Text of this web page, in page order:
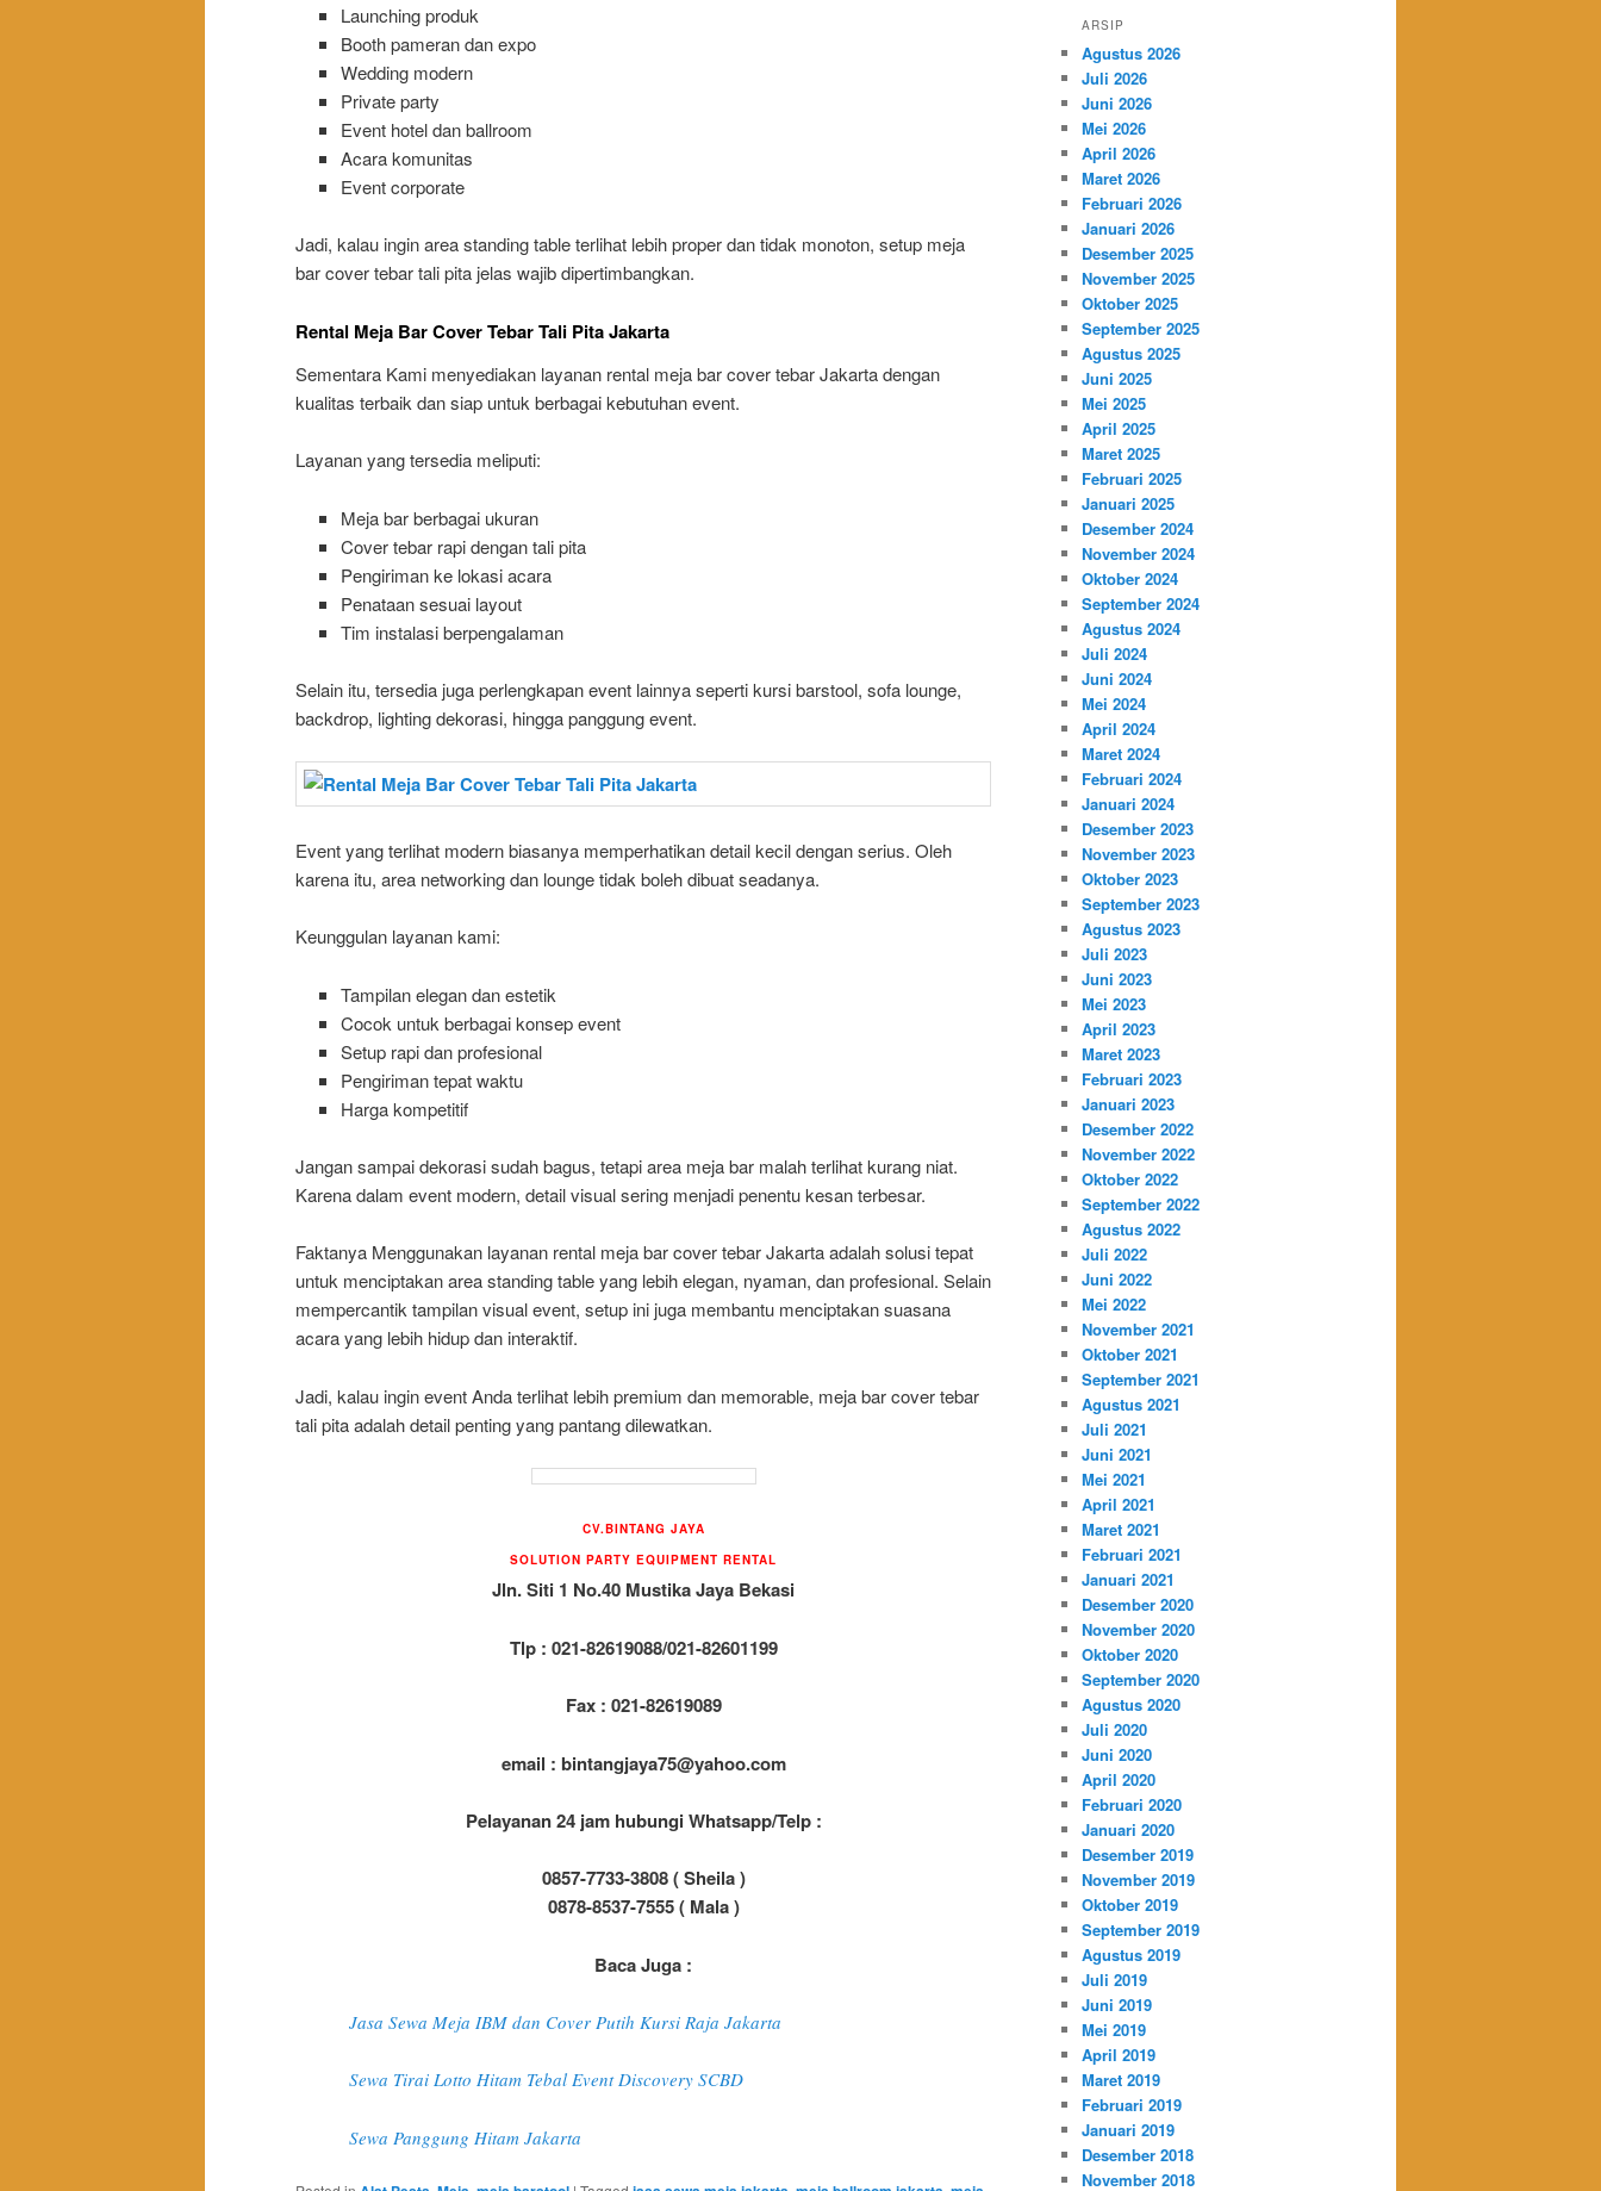
Launching produk
Booth pameran dan expo
Wedding modern
Private party
Event hotel dan ballroom
Acara komunitas
Event corporate
Jadi, kalau ingin area standing table terlihat lebih proper dan tidak monoton, setup meja
bar cover tebar tali pita jelas wajib dipertimbangkan.
Rental Meja Bar Cover Tebar Tali Pita Jakarta
Sementara Kami menyediakan layanan rental meja bar cover tebar Jakarta dengan
kualitas terbaik dan siap untuk berbagai kebutuhan event.
Layanan yang tersedia meliputi:
Meja bar berbagai ukuran
Cover tebar rapi dengan tali pita
Pengiriman ke lokasi acara
Penataan sesuai layout
Tim instalasi berpengalaman
Selain itu, tersedia juga perlengkapan event lainnya seperti kursi barstool, sofa lounge,
backdrop, lighting dekorasi, hingga panggung event.
Event yang terlihat modern biasanya memperhatikan detail kecil dengan serius. Oleh
karena itu, area networking dan lounge tidak boleh dibuat seadanya.
Keunggulan layanan kami:
Tampilan elegan dan estetik
Cocok untuk berbagai konsep event
Setup rapi dan profesional
Pengiriman tepat waktu
Harga kompetitif
Jangan sampai dekorasi sudah bagus, tetapi area meja bar malah terlihat kurang niat.
Karena dalam event modern, detail visual sering menjadi penentu kesan terbesar.
Faktanya Menggunakan layanan rental meja bar cover tebar Jakarta adalah solusi tepat
untuk menciptakan area standing table yang lebih elegan, nyaman, dan profesional. Selain
mempercantik tampilan visual event, setup ini juga membantu menciptakan suasana
acara yang lebih hidup dan interaktif.
Jadi, kalau ingin event Anda terlihat lebih premium dan memorable, meja bar cover tebar
tali pita adalah detail penting yang pantang dilewatkan.
CV.BINTANG JAYA
SOLUTION PARTY EQUIPMENT RENTAL
Jln. Siti 1 No.40 Mustika Jaya Bekasi
Tlp : 021-82619088/021-82601199
Fax : 021-82619089
email : bintangjaya75@yahoo.com
Pelayanan 24 jam hubungi Whatsapp/Telp :
0857-7733-3808 ( Sheila )
0878-8537-7555 ( Mala )
Baca Juga :
Jasa Sewa Meja IBM dan Cover Putih Kursi Raja Jakarta
Sewa Tirai Lotto Hitam Tebal Event Discovery SCBD
Sewa Panggung Hitam Jakarta
ARSIP
Agustus 2026
Juli 2026
Juni 2026
Mei 2026
April 2026
Maret 2026
Februari 2026
Januari 2026
Desember 2025
November 2025
Oktober 2025
September 2025
Agustus 2025
Juni 2025
Mei 2025
April 2025
Maret 2025
Februari 2025
Januari 2025
Desember 2024
November 2024
Oktober 2024
September 2024
Agustus 2024
Juli 2024
Juni 2024
Mei 2024
April 2024
Maret 2024
Februari 2024
Januari 2024
Desember 2023
November 2023
Oktober 2023
September 2023
Agustus 2023
Juli 2023
Juni 2023
Mei 2023
April 2023
Maret 2023
Februari 2023
Januari 2023
Desember 2022
November 2022
Oktober 2022
September 2022
Agustus 2022
Juli 2022
Juni 2022
Mei 2022
November 2021
Oktober 2021
September 2021
Agustus 2021
Juli 2021
Juni 2021
Mei 2021
April 2021
Maret 2021
Februari 2021
Januari 2021
Desember 2020
November 2020
Oktober 2020
September 2020
Agustus 2020
Juli 2020
Juni 2020
April 2020
Februari 2020
Januari 2020
Desember 2019
November 2019
Oktober 2019
September 2019
Agustus 2019
Juli 2019
Juni 2019
Mei 2019
April 2019
Maret 2019
Februari 2019
Januari 2019
Desember 2018
November 2018